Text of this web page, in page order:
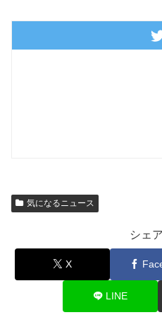
気になるニュース
シェ
X
LINE